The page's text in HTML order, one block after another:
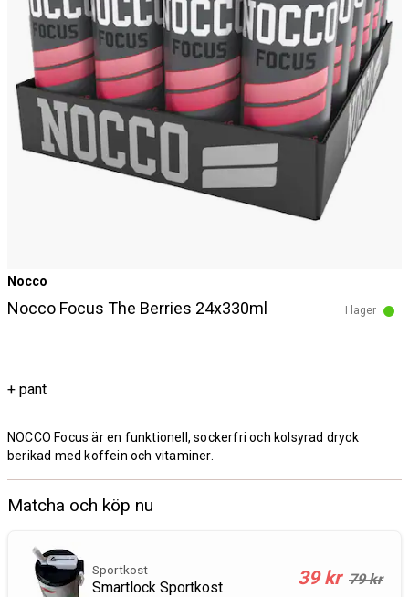
Nocco
Nocco Focus The Berries 24x330ml I lager
+ pant
NOCCO Focus är en funktionell, sockerfri och kolsyrad dryck
berikad med koffein och vitaminer.
Matcha och köp nu
Sportkost
Smartlock Sportkost 39 kr 79 kr